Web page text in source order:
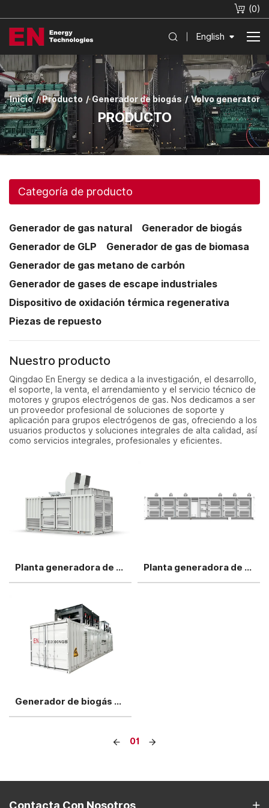
(0)
English
Inicio Producto Generador de biogás Volvo generator
PRODUCTO
Categoría de producto
Generador de gas natural
Generador de biogás
Generador de GLP
Generador de gas de biomasa
Generador de gas metano de carbón
Generador de gases de escape industriales
Dispositivo de oxidación térmica regenerativa
Piezas de repuesto
Nuestro producto
Qingdao En Energy se dedica a la investigación, el desarrollo,
el soporte, la venta, el arrendamiento y el servicio técnico de
motores y grupos electrógenos de gas. Nos dedicamos a ser
un proveedor profesional de soluciones de soporte y
aplicación para grupos electrógenos de gas, ofreciendo a los
usuarios productos y soluciones integrales de alta calidad, así
como servicios integrales, profesionales y eficientes.
Planta generadora de biogás Volvo de 500 kW Planta generadora de biogás Volvo de 800 kW
Generador de biogás Volvo de 1000 kW
01